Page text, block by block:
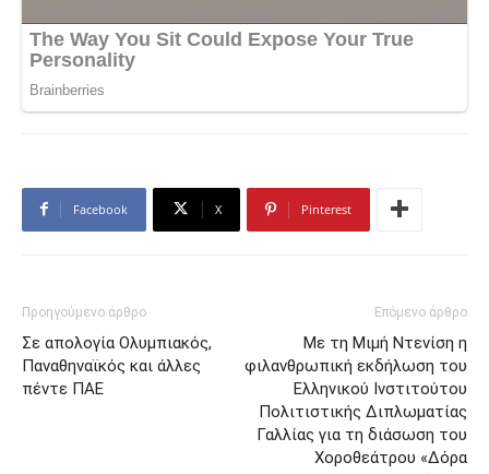
Facebook X Pinterest
Προηγούμενο άρθρο
Σε απολογία Ολυμπιακός,
Παναθηναϊκός και άλλες
πέντε ΠΑΕ
Επόμενο άρθρο
Mε τη Μιμή Ντενίση η
φιλανθρωπική εκδήλωση του
Ελληνικού Ινστιτούτου
Πολιτιστικής Διπλωματίας
Γαλλίας για τη διάσωση του
Χοροθεάτρου «Δόρα